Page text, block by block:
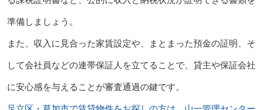
準備しましょう。
また、収入に見合った家賃設定や、まとまった預金の証明、そ
して会社員などの連帯保証人を立てることで、貸主や保証会社
に安心感を与えることが審査通過の鍵です。